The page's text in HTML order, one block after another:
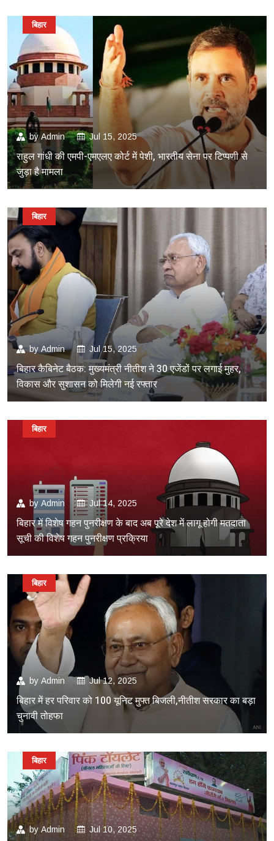
byAdmin Jul 15, 2025
राहुल गांधी की एमपी-एमएलए कोर्ट में पेशी, भारतीय सेना पर टिप्पणी से
जुड़ा है मामला
बिहार
by Admin Jul 15, 2025
बिहार कैबिनेट बैठक: मुख्यमंत्री नीतीश ने 30 एजेंडों पर लगाई मुहर,
विकास और सुशासन को मिलेगी नई रफ्तार
बिहार
by Admin Jul 14, 2025
बिहार में विशेष गहन पुनरीक्षण के बाद अब पूरे देश में लागू होगी मतदाता
सूची की विशेष गहन पुनरीक्षण प्रक्रिया
बिहार
by Admin Jul 12, 2025
बिहार में हर परिवार को 100 यूनिट मुफ्त बिजली,नीतीश सरकार का बड़ा
चुनावी तोहफा
बिहार
by Admin Jul 10, 2025
बिहार